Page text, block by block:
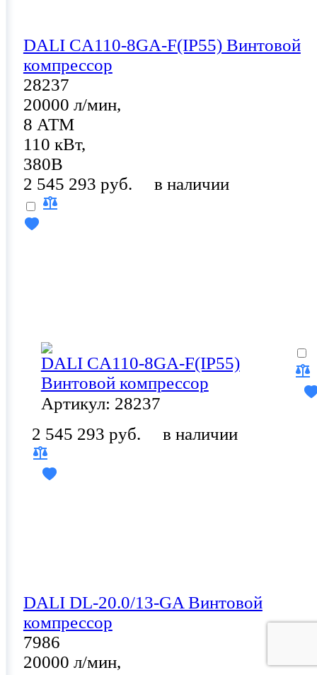
DALI CA110-8GA-F(IP55) Винтовой
компрессор
28237
20000 л/мин,
8 АТМ
110 кВт,
380В
2 545 293 руб.
в наличии
DALI CA110-8GA-F(IP55)
Винтовой компрессор
Артикул: 28237
2 545 293 руб.
в наличии
DALI DL-20.0/13-GA Винтовой
компрессор
7986
20000 л/мин,